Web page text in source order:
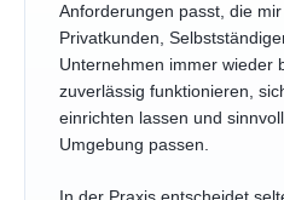
Anforderungen passt, die
Privatkunden,
Unternehmen immer wieder
zuverlässig funktionieren,
einrichten lassen und
Umgebung passen.